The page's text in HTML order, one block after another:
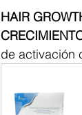
HAIR
de activación